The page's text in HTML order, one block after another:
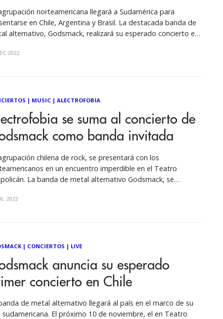
norteamericana llegará a Sudamérica para
en Chile, Argentina y Brasil. La destacada banda de
alternativo, Godsmack, realizará su esperado concierto en
tocando en Santiago el 10 de noviembre, debió
2022
| MUSIC| ALECTROFOBIA
se suma al concierto de
como banda invitada
chilena de rock, se presentará con los
en un encuentro imperdible en el Teatro
La banda de metal alternativo Godsmack, se
en un concierto que promete hacer historia entre sus
2022
| CONCIERTOS | LIVE
anuncia su esperado
concierto en Chile
de metal alternativo llegará al país en el marco de su
sudamericana. El próximo 10 de noviembre, el en Teatro